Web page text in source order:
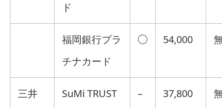
ド
福岡銀行プラ
チナカード
◯ 54,000
三井
SuMi TRUST
– 37,800